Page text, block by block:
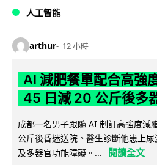
人工智能
arthur 12 小時
AI 減肥餐單配合高
45 日減 20 公斤後多
成都一名男子跟隨 AI 制訂高強度減
公斤後昏迷送院。醫生診斷他患上
及多器官功能障礙。...
閱讀全文